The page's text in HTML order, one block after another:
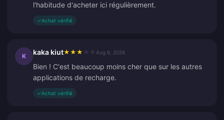
l'habitude d'acheter ici régulièrement.
✓Achat vérifié
K kaka kiut★ ★ ★ Aug 6, 2026
Bien ! C'est beaucoup moins cher que sur les autres
applications de recharge.
✓Achat vérifié